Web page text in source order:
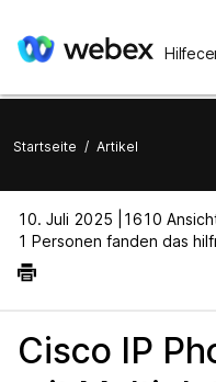
Startseite / Artikel
10. Juli 2025 |
1610
1 Personen fanden das
Cisco IP